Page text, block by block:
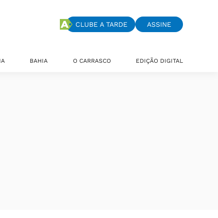
CLUBE A TARDE ASSINE
BAHIA O CARRASCO EDIÇÃO DIGITAL